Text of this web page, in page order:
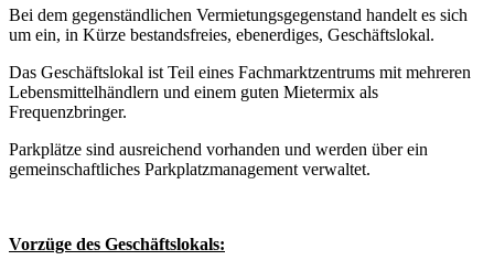
Bei dem gegenständlichen Vermietungsgegenstand handelt es sich
um ein, in Kürze bestandsfreies, ebenerdiges, Geschäftslokal.
Das Geschäftslokal ist Teil eines Fachmarktzentrums mit mehreren
Lebensmittelhändlern und einem guten Mietermix als
Frequenzbringer.
Parkplätze sind ausreichend vorhanden und werden über ein
gemeinschaftliches Parkplatzmanagement verwaltet.
Vorzüge des Geschäftslokals: